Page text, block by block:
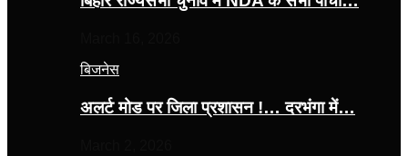
बिजनेस
अलर्ट मोड पर जिला प्रशासन !… दरभंगा में…